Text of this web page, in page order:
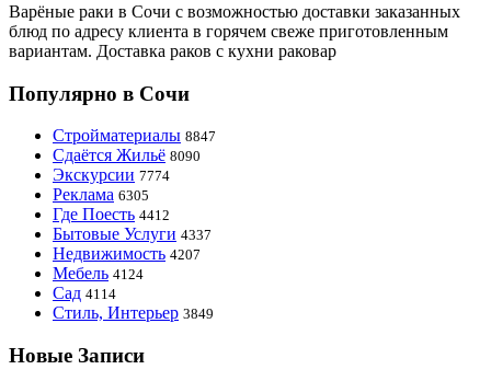
Варёные раки в Сочи с возможностью доставки заказанных
блюд по адресу клиента в горячем свеже приготовленным
вариантам. Доставка раков с кухни раковар
Популярно в Сочи
Стройматериалы 8847
Сдаётся Жильё 8090
Экскурсии 7774
Реклама 6305
Где Поесть 4412
Бытовые Услуги 4337
Недвижимость 4207
Мебель 4124
Сад 4114
Стиль, Интерьер 3849
Новые Записи